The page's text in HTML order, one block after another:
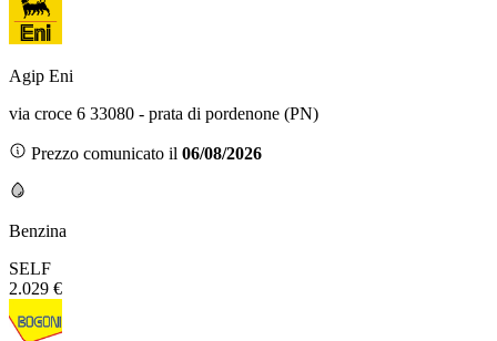
Agip Eni
via croce 6 33080 - prata di pordenone (PN)
Prezzo comunicato il 06/08/2026
Benzina
SELF
2.029 €